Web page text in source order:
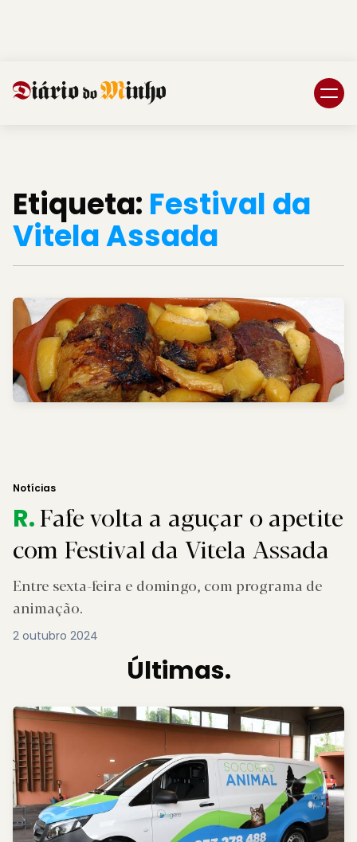
Etiqueta: Festival da
Vitela Assada
Notícias
R.Fafe volta a aguçar o apetite
com Festival da Vitela Assada
Entre sexta-feira e domingo, com programa de
animação.
2 outubro 2024
Últimas.